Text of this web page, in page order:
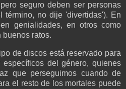
seguro deben ser personas
término, no dije 'divertidas'). En
genialidades, en otros como
ratos.
de discos está reservado para
del género, quienes
que perseguimos cuando de
el resto de los mortales puede